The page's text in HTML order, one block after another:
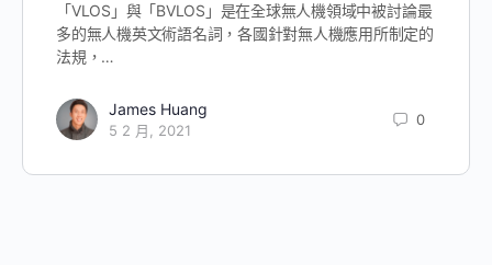
「VLOS」與「BVLOS」是在全球無人機領域中被討論最
多的無人機英文術語名詞，各國針對無人機應用所制定的
法規，…
James Huang
5 2 月, 2021
0